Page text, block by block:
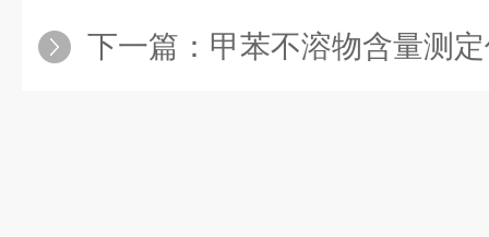
下一篇： 甲苯不溶物含量测